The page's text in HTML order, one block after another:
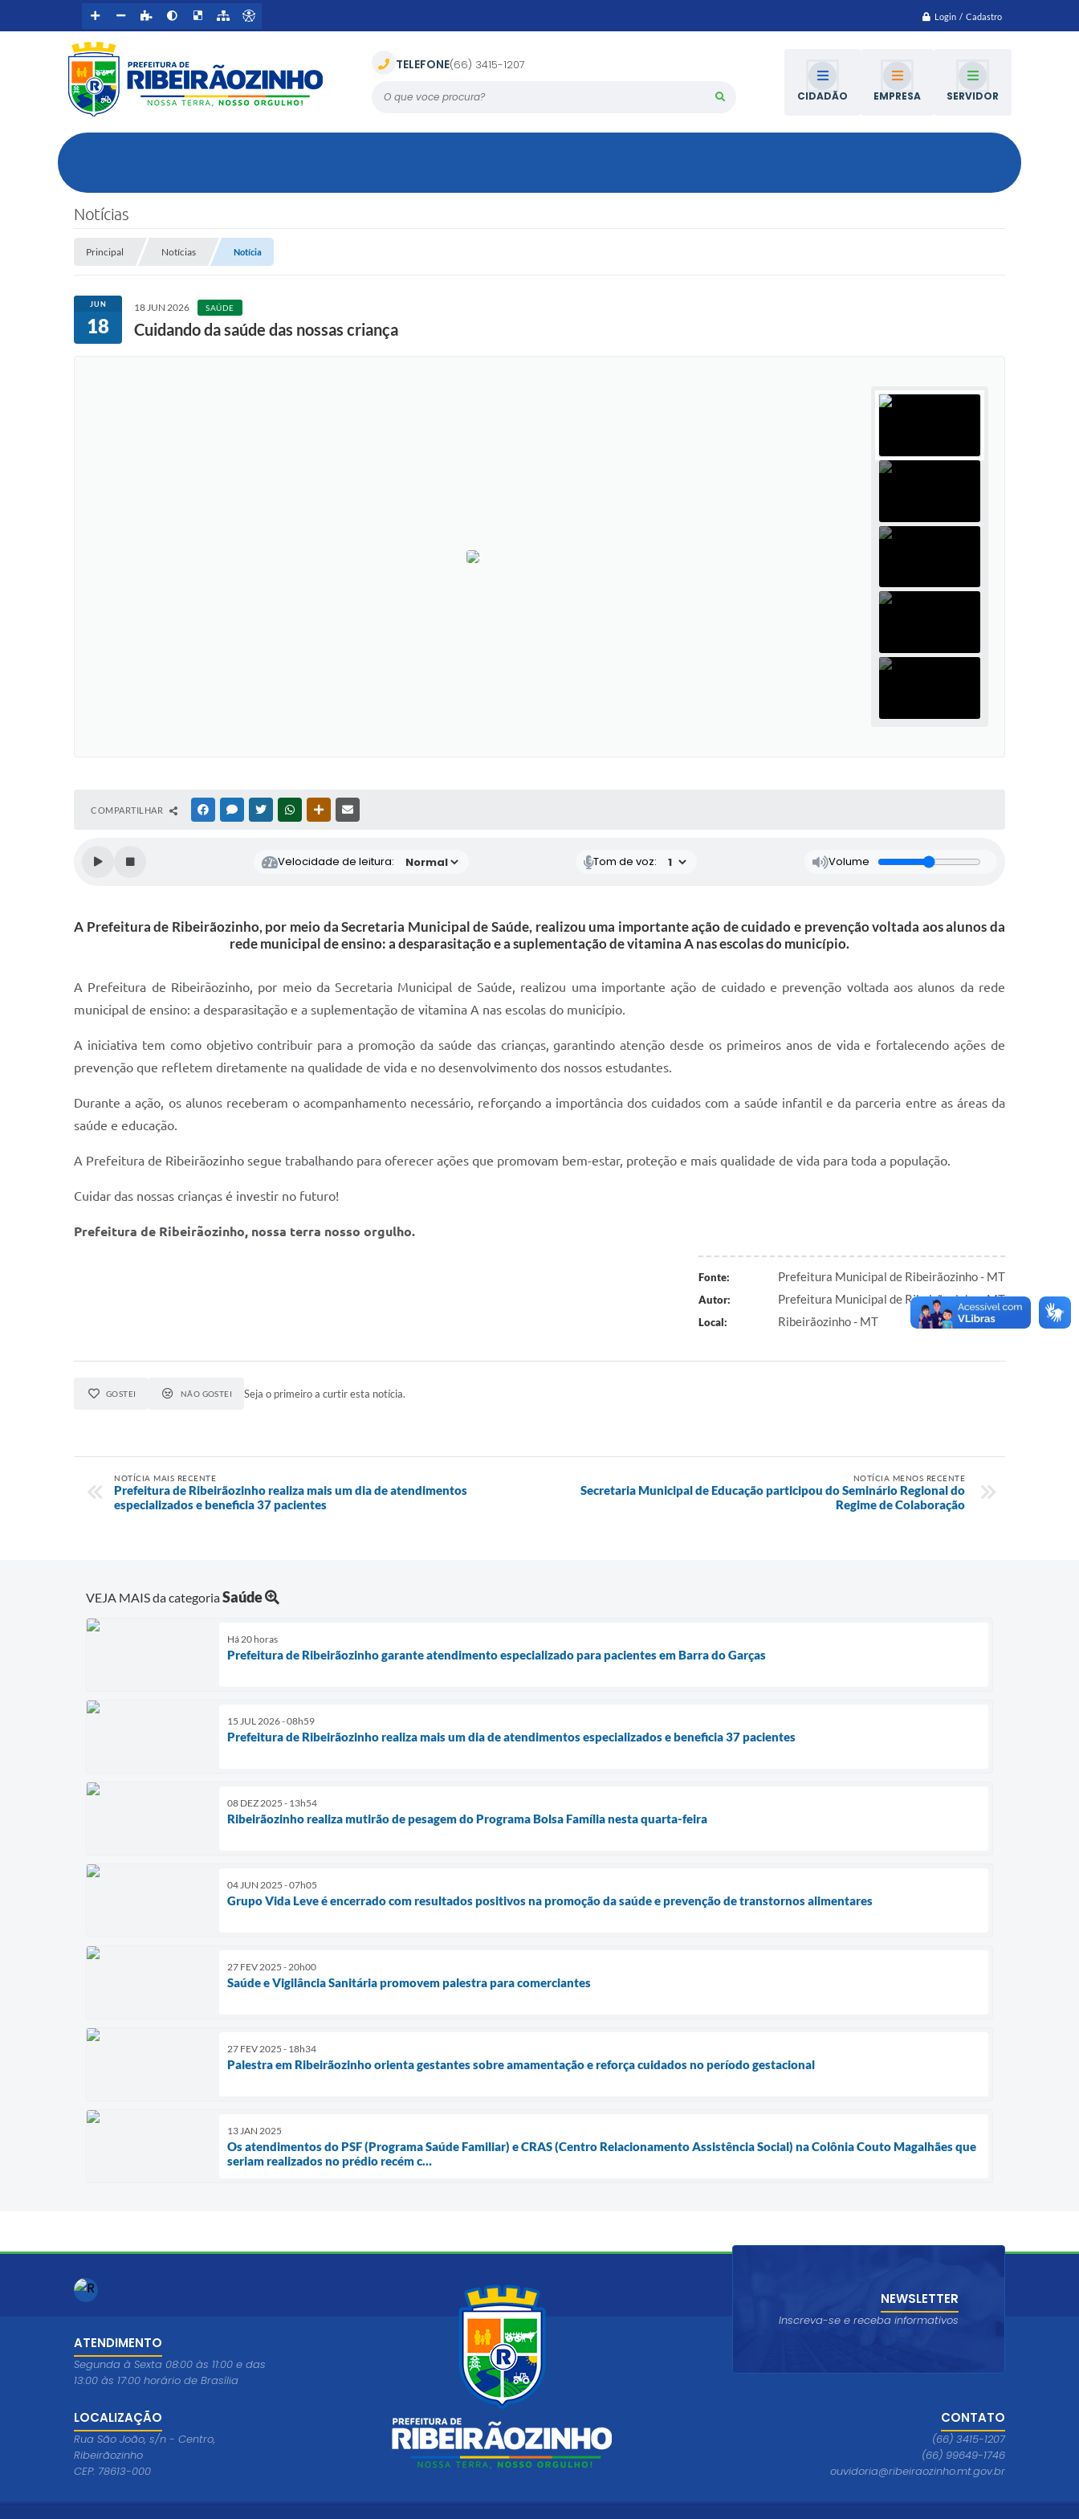
Login / Cadastro
O que voce procura? CIDADÃO EMPRESA SERVIDOR
TELEFONE(66) 3415-1207
Notícias
Principal Notícias Notícia
JUN
18
18 JUN 2026 SAÚDE
Cuidando da saúde das nossas criança
COMPARTILHAR FACEBOOKMESSENGER
TWITTERWHATSAPPOUTRAS MÍDIAS
Velocidade de leitura: Tom de voz: Volume
A Prefeitura de Ribeirãozinho, por meio da Secretaria Municipal de Saúde, realizou uma importante ação de cuidado e prevenção voltada aos alunos da
rede municipal de ensino: a desparasitação e a suplementação de vitamina A nas escolas do município.
A Prefeitura de Ribeirãozinho, por meio da Secretaria Municipal de Saúde, realizou uma importante ação de cuidado e prevenção voltada aos alunos da rede
municipal de ensino: a desparasitação e a suplementação de vitamina A nas escolas do município.
A iniciativa tem como objetivo contribuir para a promoção da saúde das crianças, garantindo atenção desde os primeiros anos de vida e fortalecendo ações de
prevenção que refletem diretamente na qualidade de vida e no desenvolvimento dos nossos estudantes.
Durante a ação, os alunos receberam o acompanhamento necessário, reforçando a importância dos cuidados com a saúde infantil e da parceria entre as áreas da
saúde e educação.
A Prefeitura de Ribeirãozinho segue trabalhando para oferecer ações que promovam bem-estar, proteção e mais qualidade de vida para toda a população.
Cuidar das nossas crianças é investir no futuro!
Prefeitura de Ribeirãozinho, nossa terra nosso orgulho.
Fonte: Prefeitura Municipal de Ribeirãozinho - MT
Autor: Prefeitura Municipal de Ribeirãozinho - MT
Local: Ribeirãozinho - MT
GOSTEI NÃO GOSTEI Seja o primeiro a curtir esta notícia.
NOTÍCIA MAIS RECENTE
Prefeitura de Ribeirãozinho realiza mais um dia de atendimentos
especializados e beneficia 37 pacientes
NOTÍCIA MENOS RECENTE
Secretaria Municipal de Educação participou do Seminário Regional do
Regime de Colaboração
VEJA MAIS da categoriaSaúde
Há 20 horas
Prefeitura de Ribeirãozinho garante atendimento especializado para pacientes em Barra do Garças
15 JUL 2026 - 08h59
Prefeitura de Ribeirãozinho realiza mais um dia de atendimentos especializados e beneficia 37 pacientes
08 DEZ 2025 - 13h54
Ribeirãozinho realiza mutirão de pesagem do Programa Bolsa Família nesta quarta-feira
04 JUN 2025 - 07h05
Grupo Vida Leve é encerrado com resultados positivos na promoção da saúde e prevenção de transtornos alimentares
27 FEV 2025 - 20h00
Saúde e Vigilância Sanitária promovem palestra para comerciantes
27 FEV 2025 - 18h34
Palestra em Ribeirãozinho orienta gestantes sobre amamentação e reforça cuidados no período gestacional
13 JAN 2025
Os atendimentos do PSF (Programa Saúde Familiar) e CRAS (Centro Relacionamento Assistência Social) na Colônia Couto Magalhães que
seriam realizados no prédio recém c…
LOCALIZAÇÃO
Rua São João, s/n - Centro,
Ribeirãozinho
CEP: 78613-000
CONTATO
(66) 3415-1207
(66) 99649-1746
ouvidoria@ribeiraozinho.mt.gov.br
ATENDIMENTO
Segunda à Sexta 08:00 às 11:00 e das
13:00 às 17:00 horário de Brasília
NEWSLETTER
Inscreva-se e receba informativos